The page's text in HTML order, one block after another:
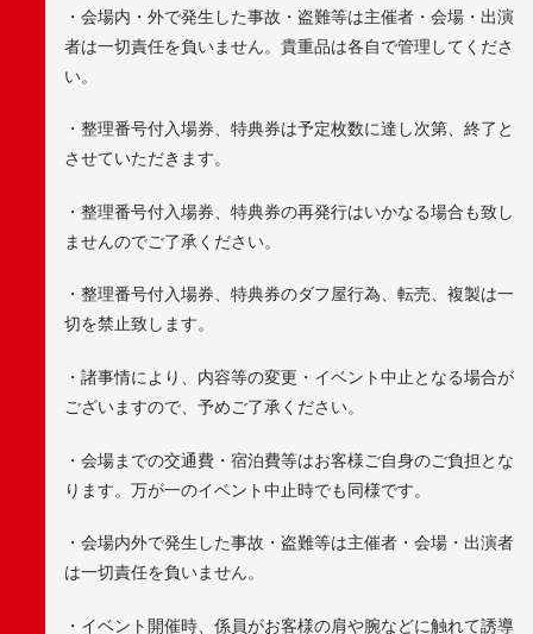
・会場内・外で発生した事故・盗難等は主催者・会場・出演
者は一切責任を負いません。貴重品は各自で管理してくださ
い。
・整理番号付入場券、特典券は予定枚数に達し次第、終了と
させていただきます。
・整理番号付入場券、特典券の再発行はいかなる場合も致し
ませんのでご了承ください。
・整理番号付入場券、特典券のダフ屋行為、転売、複製は一
切を禁止致します。
・諸事情により、内容等の変更・イベント中止となる場合が
ございますので、予めご了承ください。
・会場までの交通費・宿泊費等はお客様ご自身のご負担とな
ります。万が一のイベント中止時でも同様です。
・会場内外で発生した事故・盗難等は主催者・会場・出演者
は一切責任を負いません。
・イベント開催時、係員がお客様の肩や腕などに触れて誘導